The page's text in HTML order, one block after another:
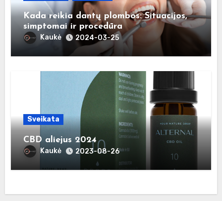
Kada reikia dantų plombos: Situacijos,
simptomai ir procedūra
Kaukė 2024-03-25
Sveikata
CBD aliejus 2024
Kaukė 2023-08-26